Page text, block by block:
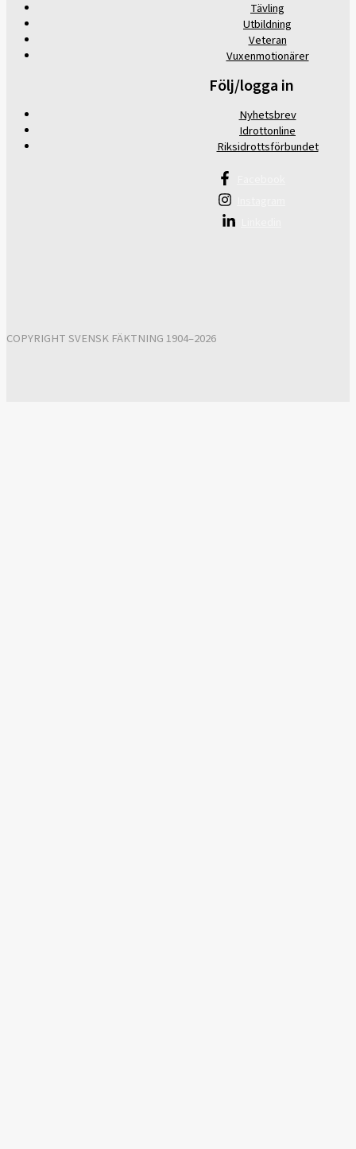
Tävling
Utbildning
Veteran
Vuxenmotionärer
Följ/logga in
Nyhetsbrev
Idrottonline
Riksidrottsförbundet
COPYRIGHT SVENSK FÄKTNING 1904–2026